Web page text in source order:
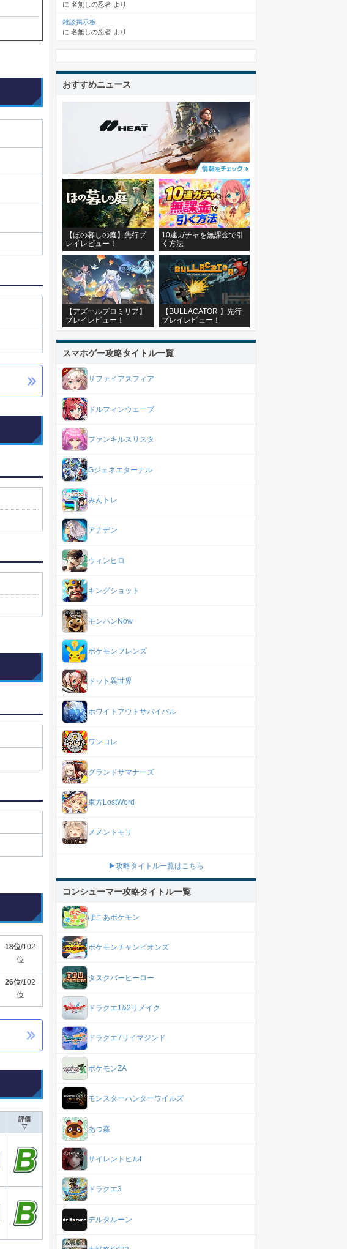
18位/102
位
26位/102
位
評価
▽
に 名無しの忍者 より
雑談掲示板
に 名無しの忍者 より
おすすめニュース
【ほの暮しの庭】先行プ
レイレビュー！
10連ガチャを無課金で引
く方法
【アズールプロミリア】
プレイレビュー！
【BULLACATOR 】先行
プレイレビュー！
スマホゲー攻略タイトル一覧
サファイアスフィア
ドルフィンウェーブ
ファンキルスリスタ
Gジェネエターナル
みんトレ
アナデン
ウィンヒロ
キングショット
モンハンNow
ポケモンフレンズ
ドット異世界
ホワイトアウトサバイバル
ワンコレ
グランドサマナーズ
東方LostWord
メメントモリ
▶攻略タイトル一覧はこちら
コンシューマー攻略タイトル一覧
ぽこあポケモン
ポケモンチャンピオンズ
タスクバーヒーロー
ドラクエ1&2リメイク
ドラクエ7リイマジンド
ポケモンZA
モンスターハンターワイルズ
あつ森
サイレントヒルf
ドラクエ3
デルタルーン